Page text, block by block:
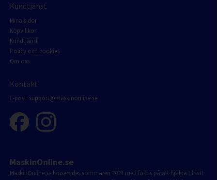
Kundtjänst
Mina sidor
Köpvillkor
Kundtjänst
Policy och cookies
Om oss
Kontakt
E-post: support@maskinonline.se
MaskinOnline.se
MaskinOnline.se lanserades sommaren 2021 med fokus på att hjälpa till att